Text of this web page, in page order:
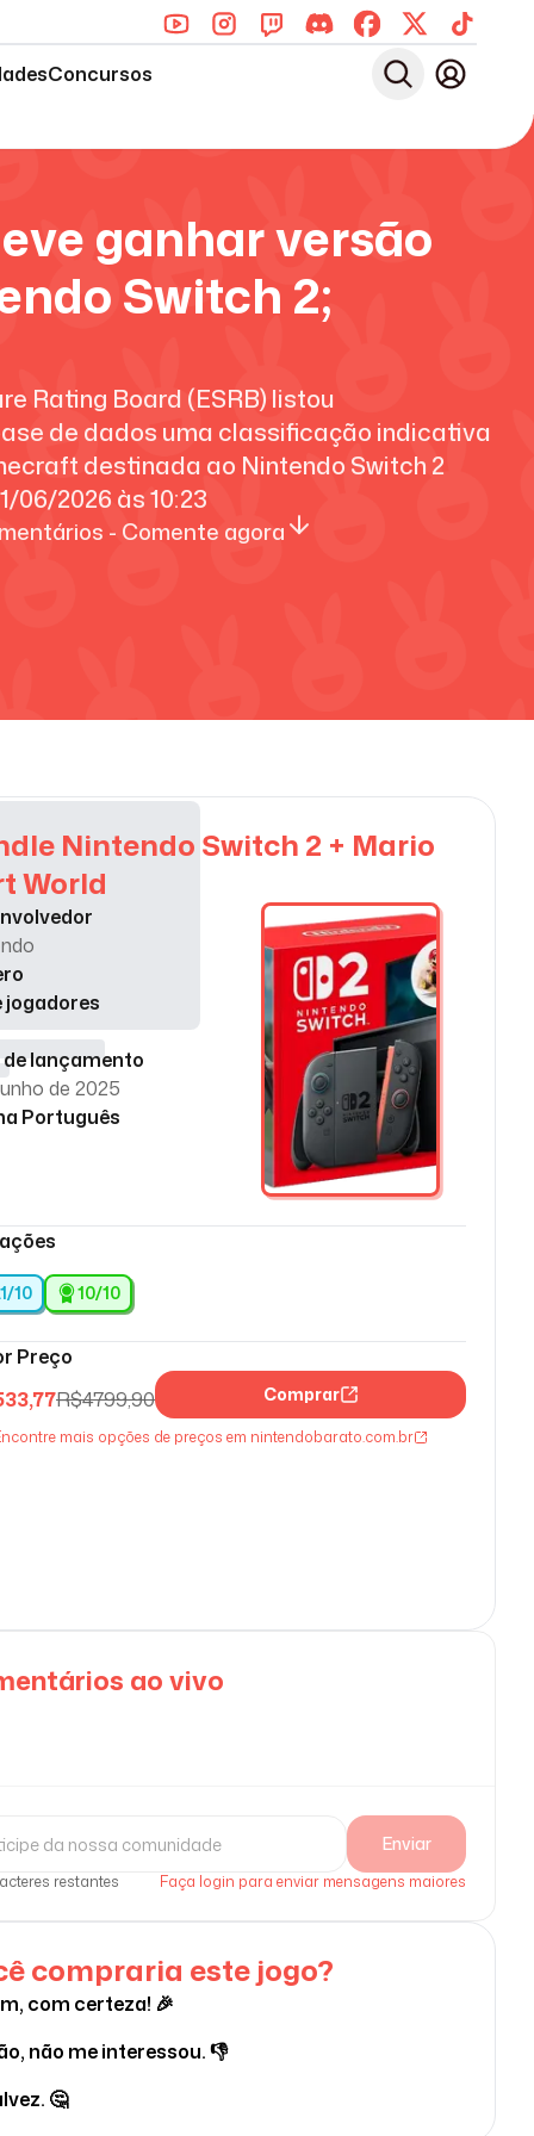
Concursos
ganhar versão
Switch 2;
Rating Board (ESRB) listou
de dados uma classificação indicativa
destinada ao Nintendo Switch 2
06/2026 às10:23
- Comente agora
Nintendo Switch 2 + Mario
World
jogadores
lançamento
de 2025
Português
10 10/10
Preço
R$4799,90 Comprar
mais opções de preços em nintendobarato.com.br
ao vivo
Enviar
restantes Faça login para enviar mensagens maiores
compraria este jogo?
com certeza! 🎉
não me interessou. 👎
🤔